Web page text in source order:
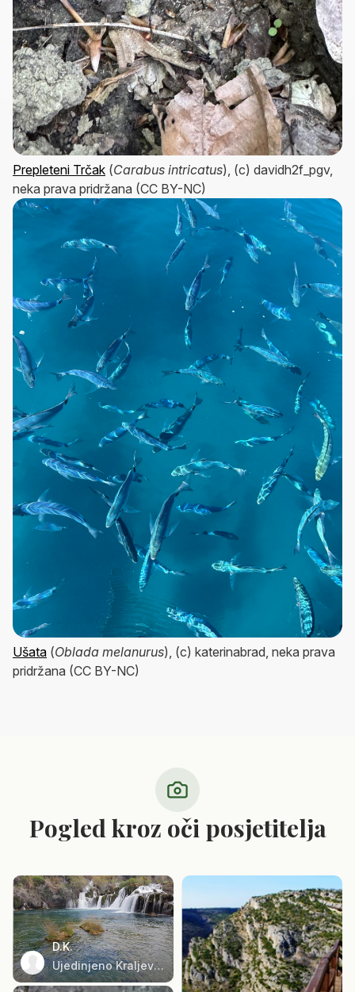
Prepleteni Trčak (Carabus intricatus), (c) davidh2f_pgv,
neka prava pridržana (CC BY-NC)
Ušata (Oblada melanurus), (c) katerinabrad, neka prava
pridržana (CC BY-NC)
Pogled kroz oči posjetitelja
D.K.
Ujedinjeno Kraljevstvo